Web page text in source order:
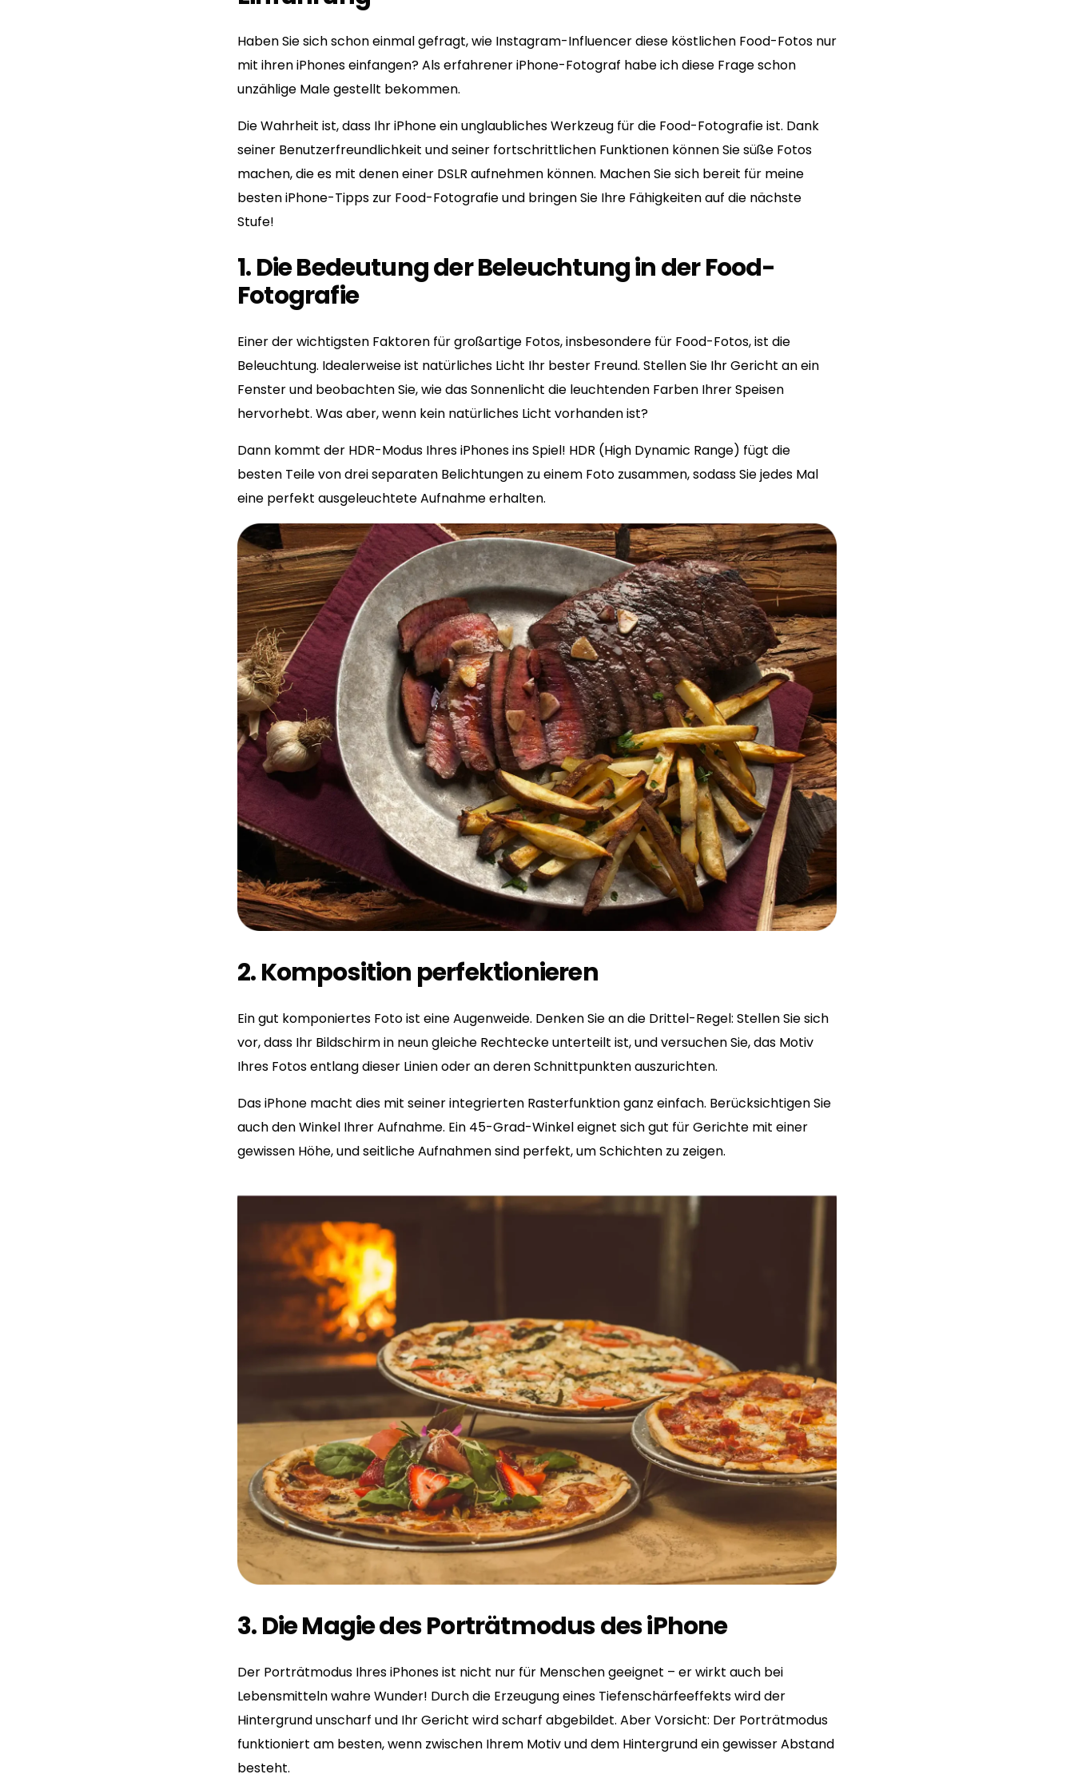
Haben Sie sich schon einmal gefragt, wie Instagram-Influencer diese köstlichen Food-Fotos nur
mit ihren iPhones einfangen? Als erfahrener iPhone-Fotograf habe ich diese Frage schon
unzählige Male gestellt bekommen.
Die Wahrheit ist, dass Ihr iPhone ein unglaubliches Werkzeug für die Food-Fotografie ist. Dank
seiner Benutzerfreundlichkeit und seiner fortschrittlichen Funktionen können Sie süße Fotos
machen, die es mit denen einer DSLR aufnehmen können. Machen Sie sich bereit für meine
besten iPhone-Tipps zur Food-Fotografie und bringen Sie Ihre Fähigkeiten auf die nächste
Stufe!
1. Die Bedeutung der Beleuchtung in der Food-
Fotografie
Einer der wichtigsten Faktoren für großartige Fotos, insbesondere für Food-Fotos, ist die
Beleuchtung. Idealerweise ist natürliches Licht Ihr bester Freund. Stellen Sie Ihr Gericht an ein
Fenster und beobachten Sie, wie das Sonnenlicht die leuchtenden Farben Ihrer Speisen
hervorhebt. Was aber, wenn kein natürliches Licht vorhanden ist?
Dann kommt der HDR-Modus Ihres iPhones ins Spiel! HDR (High Dynamic Range) fügt die
besten Teile von drei separaten Belichtungen zu einem Foto zusammen, sodass Sie jedes Mal
eine perfekt ausgeleuchtete Aufnahme erhalten.
2. Komposition perfektionieren
Ein gut komponiertes Foto ist eine Augenweide. Denken Sie an die Drittel-Regel: Stellen Sie sich
vor, dass Ihr Bildschirm in neun gleiche Rechtecke unterteilt ist, und versuchen Sie, das Motiv
Ihres Fotos entlang dieser Linien oder an deren Schnittpunkten auszurichten.
Das iPhone macht dies mit seiner integrierten Rasterfunktion ganz einfach. Berücksichtigen Sie
auch den Winkel Ihrer Aufnahme. Ein 45-Grad-Winkel eignet sich gut für Gerichte mit einer
gewissen Höhe, und seitliche Aufnahmen sind perfekt, um Schichten zu zeigen.
3. Die Magie des Porträtmodus des iPhone
Der Porträtmodus Ihres iPhones ist nicht nur für Menschen geeignet – er wirkt auch bei
Lebensmitteln wahre Wunder! Durch die Erzeugung eines Tiefenschärfeeffekts wird der
Hintergrund unscharf und Ihr Gericht wird scharf abgebildet. Aber Vorsicht: Der Porträtmodus
funktioniert am besten, wenn zwischen Ihrem Motiv und dem Hintergrund ein gewisser Abstand
besteht.